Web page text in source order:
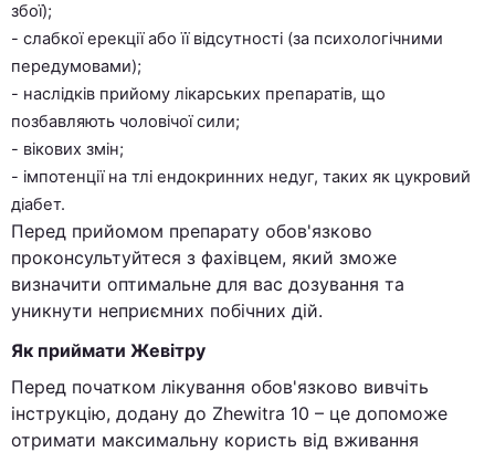
збої);
- слабкої ерекції або її відсутності (за психологічними
передумовами);
- наслідків прийому лікарських препаратів, що
позбавляють чоловічої сили;
- вікових змін;
- імпотенції на тлі ендокринних недуг, таких як цукровий
діабет.
Перед прийомом препарату обов'язково
проконсультуйтеся з фахівцем, який зможе
визначити оптимальне для вас дозування та
уникнути неприємних побічних дій.
Як приймати Жевітру
Перед початком лікування обов'язково вивчіть
інструкцію, додану до Zhewitra 10 – це допоможе
отримати максимальну користь від вживання